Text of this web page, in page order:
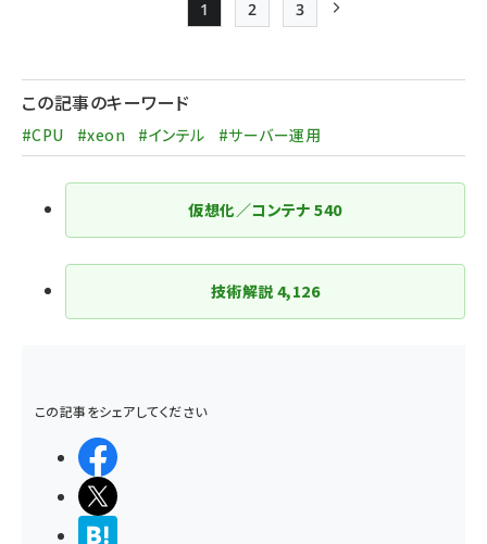
送
り
Page
1
Page
2
Page
3
この記事のキーワード
#CPU #xeon #インテル #サーバー運用
仮想化／コンテナ540
技術解説 4,126
この記事をシェアしてください